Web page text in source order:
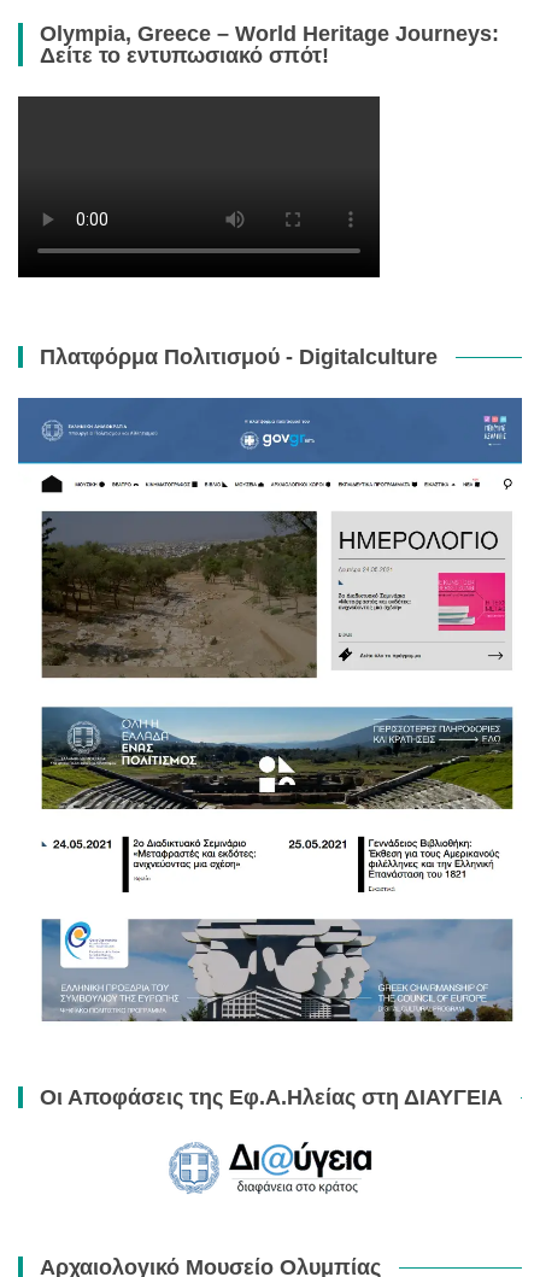
Olympia, Greece – World Heritage Journeys:
Δείτε το εντυπωσιακό σπότ!
Πλατφόρμα Πολιτισμού - Digitalculture
Οι Αποφάσεις της Εφ.Α.Ηλείας στη ΔΙΑΥΓΕΙΑ
Αρχαιολογικό Μουσείο Ολυμπίας